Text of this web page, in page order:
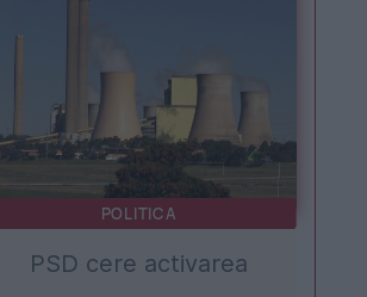
POLITICA
PSD cere activarea